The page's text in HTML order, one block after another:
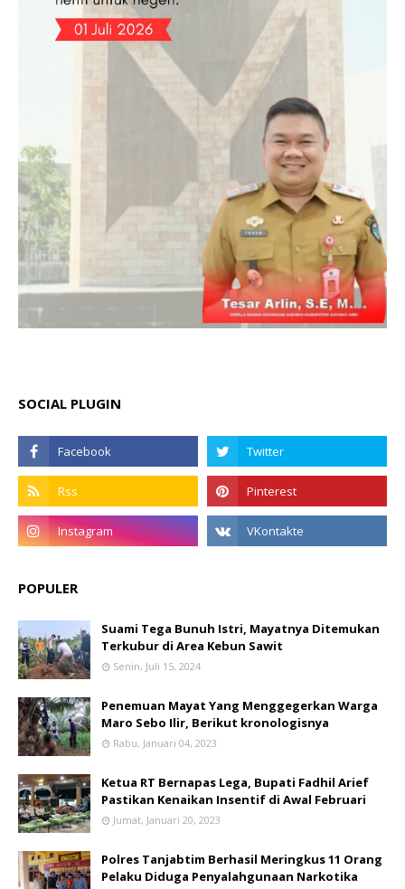
SOCIAL PLUGIN
POPULER
Suami Tega Bunuh Istri, Mayatnya Ditemukan
Terkubur di Area Kebun Sawit
Senin, Juli 15, 2024
Penemuan Mayat Yang Menggegerkan Warga
Maro Sebo Ilir, Berikut kronologisnya
Rabu, Januari 04, 2023
Ketua RT Bernapas Lega, Bupati Fadhil Arief
Pastikan Kenaikan Insentif di Awal Februari
Jumat, Januari 20, 2023
Polres Tanjabtim Berhasil Meringkus 11 Orang
Pelaku Diduga Penyalahgunaan Narkotika